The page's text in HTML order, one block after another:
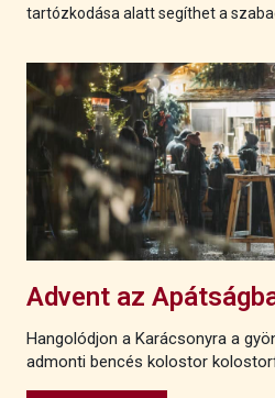
tartózkodása alatt segíthet a
Advent az
Hangolódjon a Karácsonyra a
admonti bencés kolostor